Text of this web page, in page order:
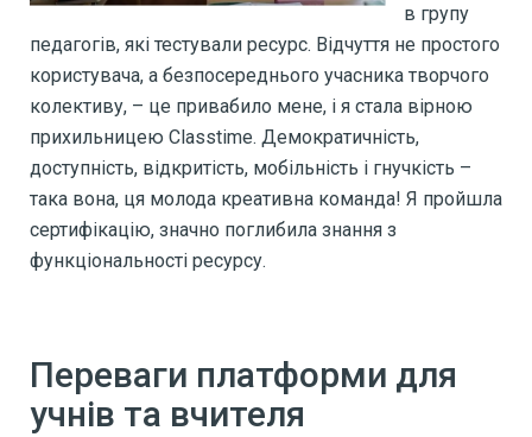
в групу
педагогів, які тестували ресурс. Відчуття не простого
користувача, а безпосереднього учасника творчого
колективу, – це привабило мене, і я стала вірною
прихильницею Classtime. Демократичність,
доступність, відкритість, мобільність і гнучкість –
така вона, ця молода креативна команда! Я пройшла
сертифікацію, значно поглибила знання з
функціональності ресурсу.
Переваги платформи для
учнів та вчителя